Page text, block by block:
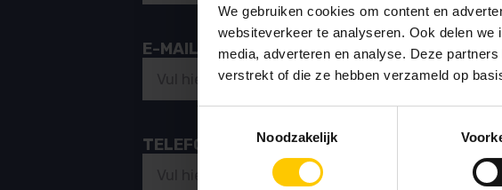
We gebruiken cookies om content en
websiteverkeer te analyseren. Ook delen
media, adverteren en analyse. Deze
verstrekt of die ze hebben verzameld op
Noodzakelijk
E-MAILADRES*
TELEFOON